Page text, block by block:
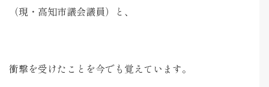
（現・高知市議会議員）と、
衝撃を受けたことを今でも覚えています。